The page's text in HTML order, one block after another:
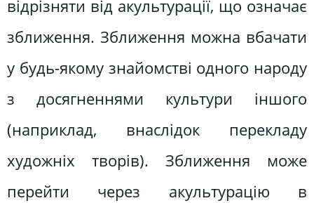
відрізняти від акультурації, що означає
зближення. Зближення можна вбачати
у будь-якому знайомстві одного народу
з досягненнями культури іншого
(наприклад, внаслідок перекладу
художніх творів). Зближення може
перейти через акультурацію в